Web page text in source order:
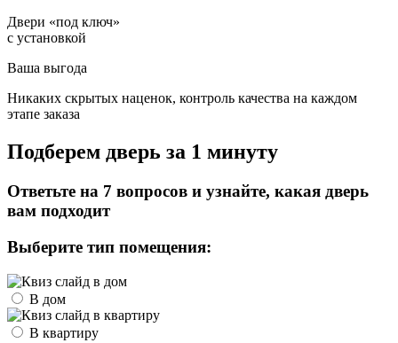
Двери «под ключ»
с установкой
Ваша выгода
Никаких скрытых наценок, контроль качества на каждом
этапе заказа
Подберем дверь за 1 минуту
Ответьте на 7 вопросов и узнайте, какая дверь
вам подходит
Выберите тип помещения:
В дом
В квартиру